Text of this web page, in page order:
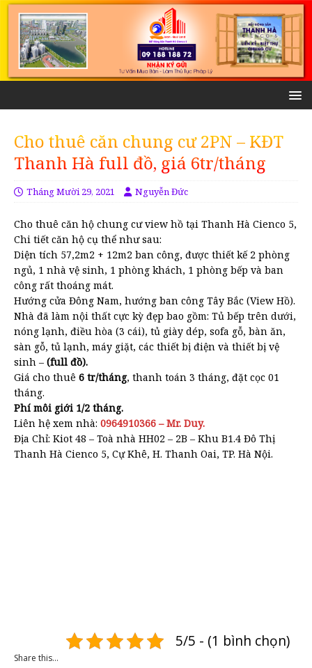
Cho thuê căn chung cư 2PN – KĐT
Thanh Hà full đồ, giá 6tr/tháng
Tháng Mười 29, 2021 Nguyễn Đức
Cho thuê căn hộ chung cư view hồ tại Thanh Hà Cienco 5,
Chi tiết căn hộ cụ thể như sau:
Diện tích 57,2m2 + 12m2 ban công, được thiết kế 2 phòng
ngủ, 1 nhà vệ sinh, 1 phòng khách, 1 phòng bếp và ban
công rất thoáng mát.
Hướng cửa Đông Nam, hướng ban công Tây Bắc (View Hồ).
Nhà đã làm nội thất cực kỳ đẹp bao gồm: Tủ bếp trên dưới,
nóng lạnh, điều hòa (3 cái), tủ giày dép, sofa gỗ, bàn ăn,
sàn gỗ, tủ lạnh, máy giặt, các thiết bị điện và thiết bị vệ
sinh – (full đồ).
Giá cho thuê 6 tr/tháng, thanh toán 3 tháng, đặt cọc 01
tháng.
Phí môi giới 1/2 tháng.
Liên hệ xem nhà: 0964910366 – Mr. Duy.
Địa Chỉ: Kiot 48 – Toà nhà HH02 – 2B – Khu B1.4 Đô Thị
Thanh Hà Cienco 5, Cự Khê, H. Thanh Oai, TP. Hà Nội.
5/5 - (1 bình chọn)
Share this...